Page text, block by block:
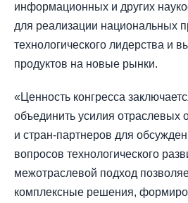
информационных и других
для реализации национальных
технологического лидерства и
продуктов на новые рынки.
«Ценность конгресса
объединить усилия отраслевых
и стран-партнеров для
вопросов технологического
межотраслевой подход
комплексные решения,